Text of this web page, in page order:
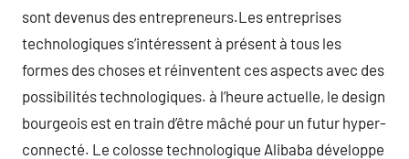
sont devenus des entrepreneurs.Les entreprises
technologiques s’intéressent à présent à tous les
formes des choses et réinventent ces aspects avec des
possibilités technologiques. à l’heure actuelle, le design
bourgeois est en train d’être mâché pour un futur hyper-
connecté. Le colosse technologique Alibaba développe